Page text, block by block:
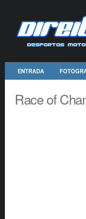
ENTRADA
Race of